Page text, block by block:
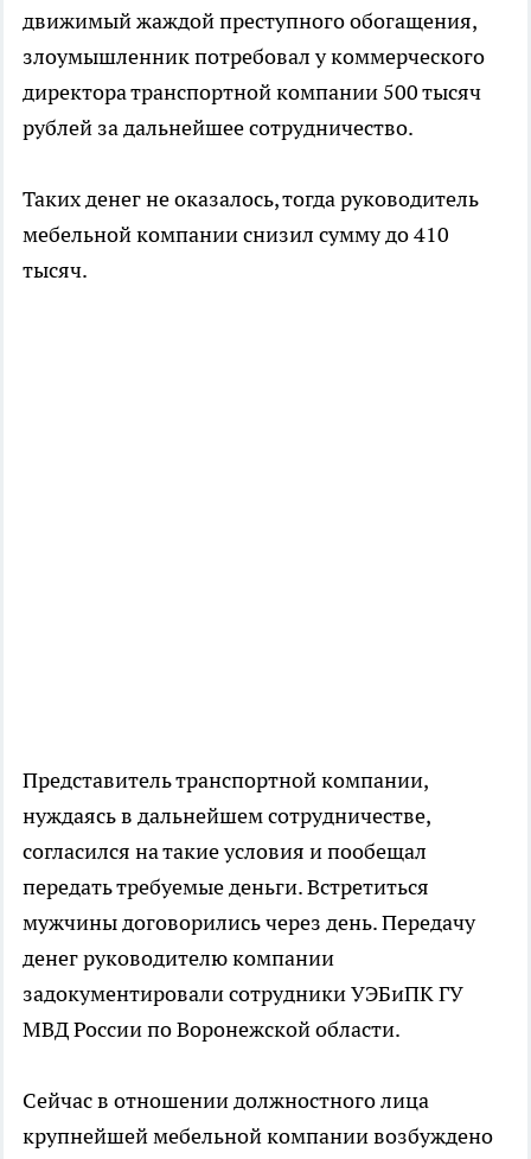
движимый жаждой преступного обогащения,
злоумышленник потребовал у коммерческого
директора транспортной компании 500 тысяч
рублей за дальнейшее сотрудничество.
Таких денег не оказалось, тогда руководитель
мебельной компании снизил сумму до 410
тысяч.
Представитель транспортной компании,
нуждаясь в дальнейшем сотрудничестве,
согласился на такие условия и пообещал
передать требуемые деньги. Встретиться
мужчины договорились через день. Передачу
денег руководителю компании
задокументировали сотрудники УЭБиПК ГУ
МВД России по Воронежской области.
Сейчас в отношении должностного лица
крупнейшей мебельной компании возбуждено